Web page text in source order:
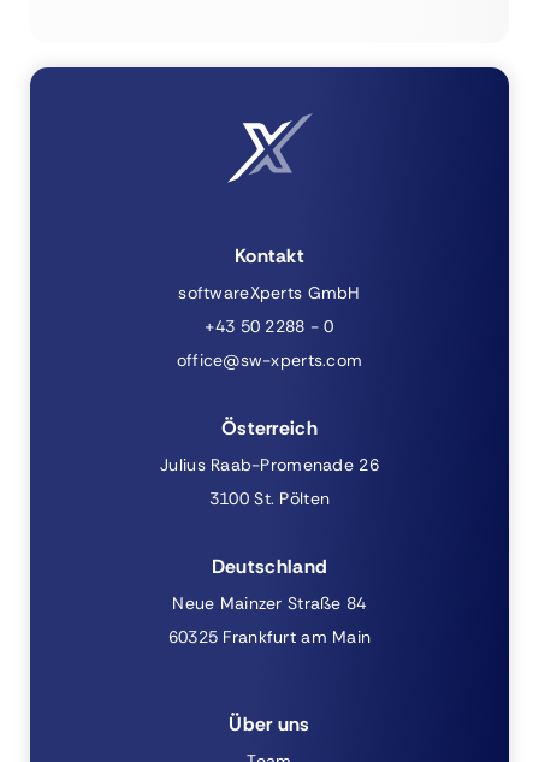
Kontakt
softwareXperts GmbH
+43 50 2288 - 0
office@sw-xperts.com
Österreich
Julius Raab-Promenade 26
3100 St. Pölten
Deutschland
Neue Mainzer Straße 84
60325 Frankfurt am Main
Über uns